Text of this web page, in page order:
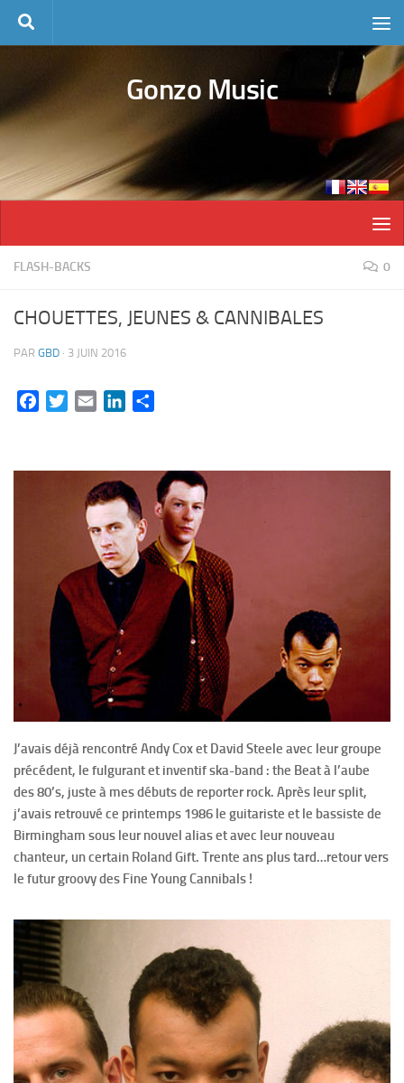
Skip to content
Gonzo Music
FLASH-BACKS 0
CHOUETTES, JEUNES & CANNIBALES
PAR GBD · 3 JUIN 2016
FacebookTwitterEmail LinkedIn
J’avais déjà rencontré Andy Cox et David Steele avec leur groupe
précédent, le fulgurant et inventif ska-band : the Beat à l’aube
des 80’s, juste à mes débuts de reporter rock. Après leur split,
j’avais retrouvé ce printemps 1986 le guitariste et le bassiste de
Birmingham sous leur nouvel alias et avec leur nouveau
chanteur, un certain Roland Gift. Trente ans plus tard…retour vers
le futur groovy des Fine Young Cannibals !